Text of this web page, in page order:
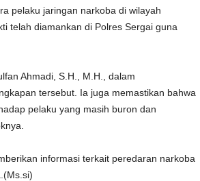
pelaku jaringan narkoba di wilayah
telah diamankan di Polres Sergai guna
Ahmadi, S.H., M.H., dalam
tersebut. Ia juga memastikan bahwa
pelaku yang masih buron dan
informasi terkait peredaran narkoba